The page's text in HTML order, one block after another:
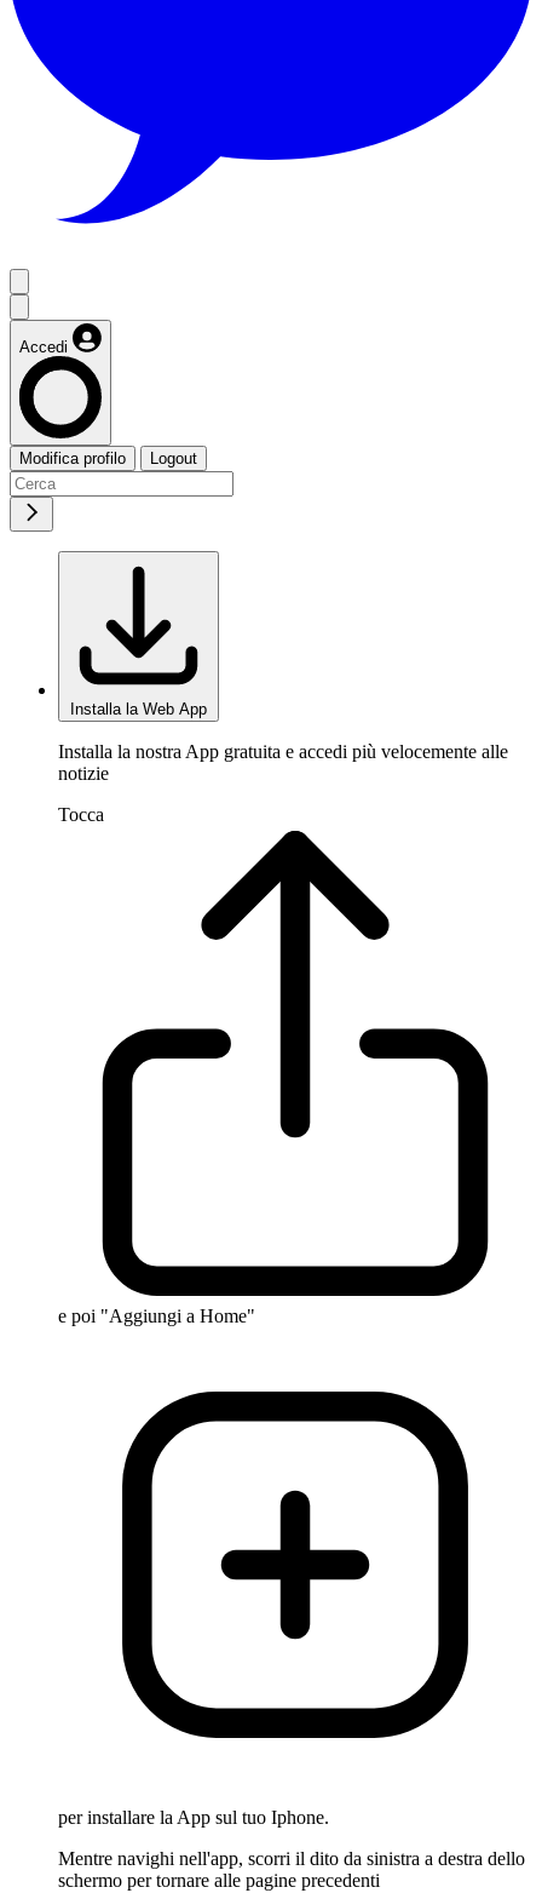
Accedi
Modifica profilo Logout
Installa la Web App
Installa la nostra App gratuita e accedi più velocemente alle
notizie
Tocca
e poi "Aggiungi a Home"
per installare la App sul tuo Iphone.
Mentre navighi nell'app, scorri il dito da sinistra a destra dello
schermo per tornare alle pagine precedenti